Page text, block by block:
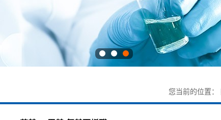
您当前的位置：